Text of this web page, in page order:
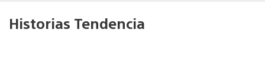
Historias Tendencia